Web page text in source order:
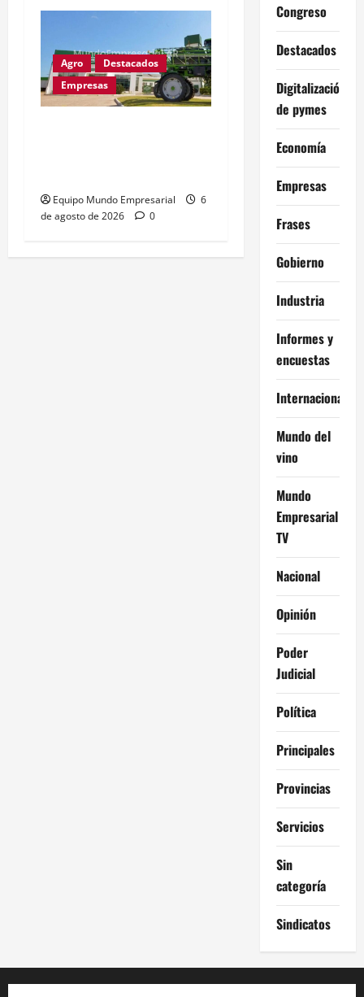
Agro
Destacados
Empresas
Equipo Mundo Empresarial
6
de agosto de 2026
0
Congreso
Destacados
Digitalización
de pymes
Economía
Empresas
Frases
Gobierno
Industria
Informes y
encuestas
Internacional
Mundo del
vino
Mundo
Empresarial
TV
Nacional
Opinión
Poder
Judicial
Política
Principales
Provincias
Servicios
Sin
categoría
Sindicatos